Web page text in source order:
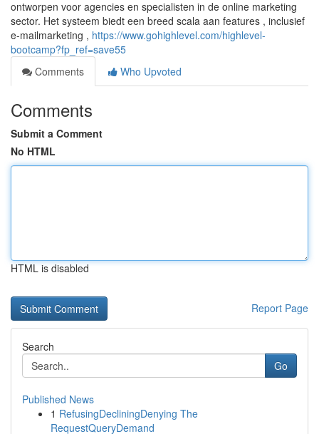
ontworpen voor agencies en specialisten in de online marketing
sector. Het systeem biedt een breed scala aan features , inclusief
e-mailmarketing , https://www.gohighlevel.com/highlevel-
bootcamp?fp_ref=save55
Comments
Who Upvoted
Comments
Submit a Comment
No HTML
HTML is disabled
Report Page
Search
Go
Published News
1 RefusingDecliningDenying The
RequestQueryDemand